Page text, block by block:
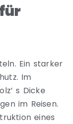
Ein starker
Im
s Dicke
im Reisen.
eines